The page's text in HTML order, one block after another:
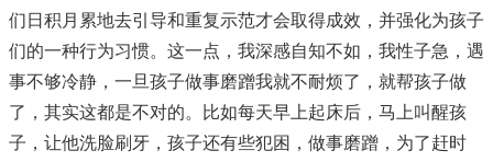
们日积月累地去引导和重复示范才会取得成效，并强化为孩子
们的一种行为习惯。这一点，我深感自知不如，我性子急，遇
事不够冷静，一旦孩子做事磨蹭我就不耐烦了，就帮孩子做
了，其实这都是不对的。比如每天早上起床后，马上叫醒孩
子，让他洗脸刷牙，孩子还有些犯困，做事磨蹭，为了赶时